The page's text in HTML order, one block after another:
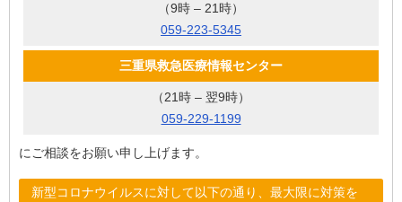
（9時 – 21時）
059-223-5345
三重県救急医療情報センター
（21時 – 翌9時）
059-229-1199
にご相談をお願い申し上げます。
新型コロナウイルスに対して以下の通り、最大限に対策を